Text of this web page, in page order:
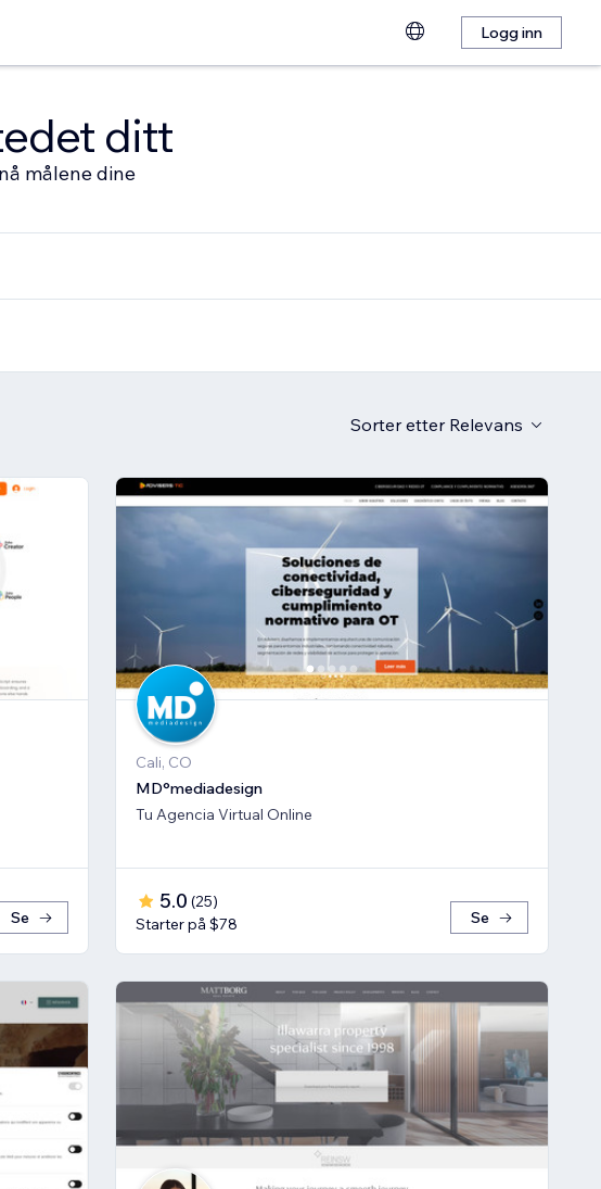
Logg inn
ditt
målene dine
Sorter etter Relevans
Se
Cali, CO
MD°mediadesign
Tu Agencia Virtual Online
5.0 (25)
Starter på $78
Se